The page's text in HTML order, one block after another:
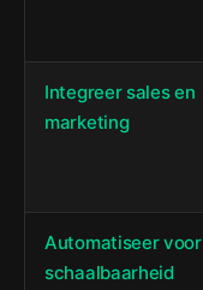
Integreer sales en
marketing
Automatiseer voor
schaalbaarheid